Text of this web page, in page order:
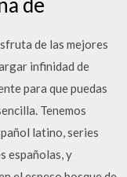
de las mejores
infinidad de
para que puedas
Tenemos
latino, series
españolas, y